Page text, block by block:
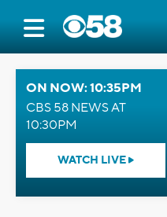
ON NOW: 10:35PM
CBS 58 NEWS AT
10:30PM
WATCH LIVE